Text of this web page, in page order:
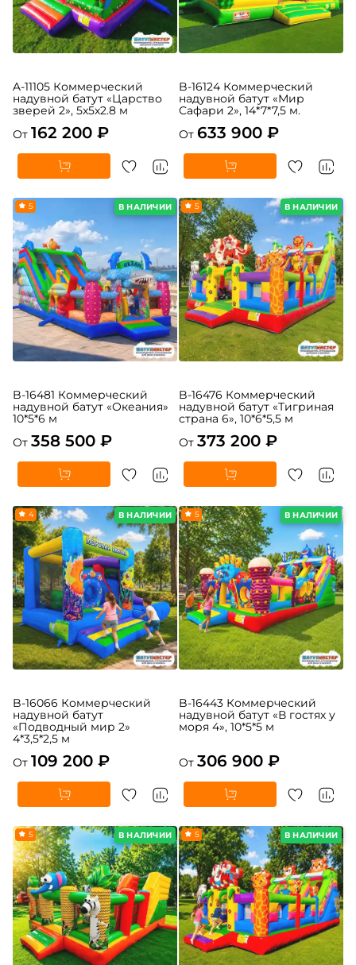
A-11105 Коммерческий
надувной батут «Царство
зверей 2», 5x5x2.8 м
162 200 ₽
B-16124 Коммерческий
надувной батут «Мир
Сафари 2», 14*7*7,5 м.
633 900 ₽
В НАЛИЧИИ
5
надувной батут «Океания»
358 500 ₽
В НАЛИЧИИ
5
надувной батут «Тигриная
373 200 ₽
В НАЛИЧИИ
4
B-16066 Коммерческий
надувной батут
«Подводный мир 2»
4*3,5*2,5 м
От
109 200 ₽
В НАЛИЧИИ
5
надувной батут «В гостях у
моря 4», 10*5*5 м
От 306 900 ₽
В НАЛИЧИИ
5 В НАЛИЧИИ
5